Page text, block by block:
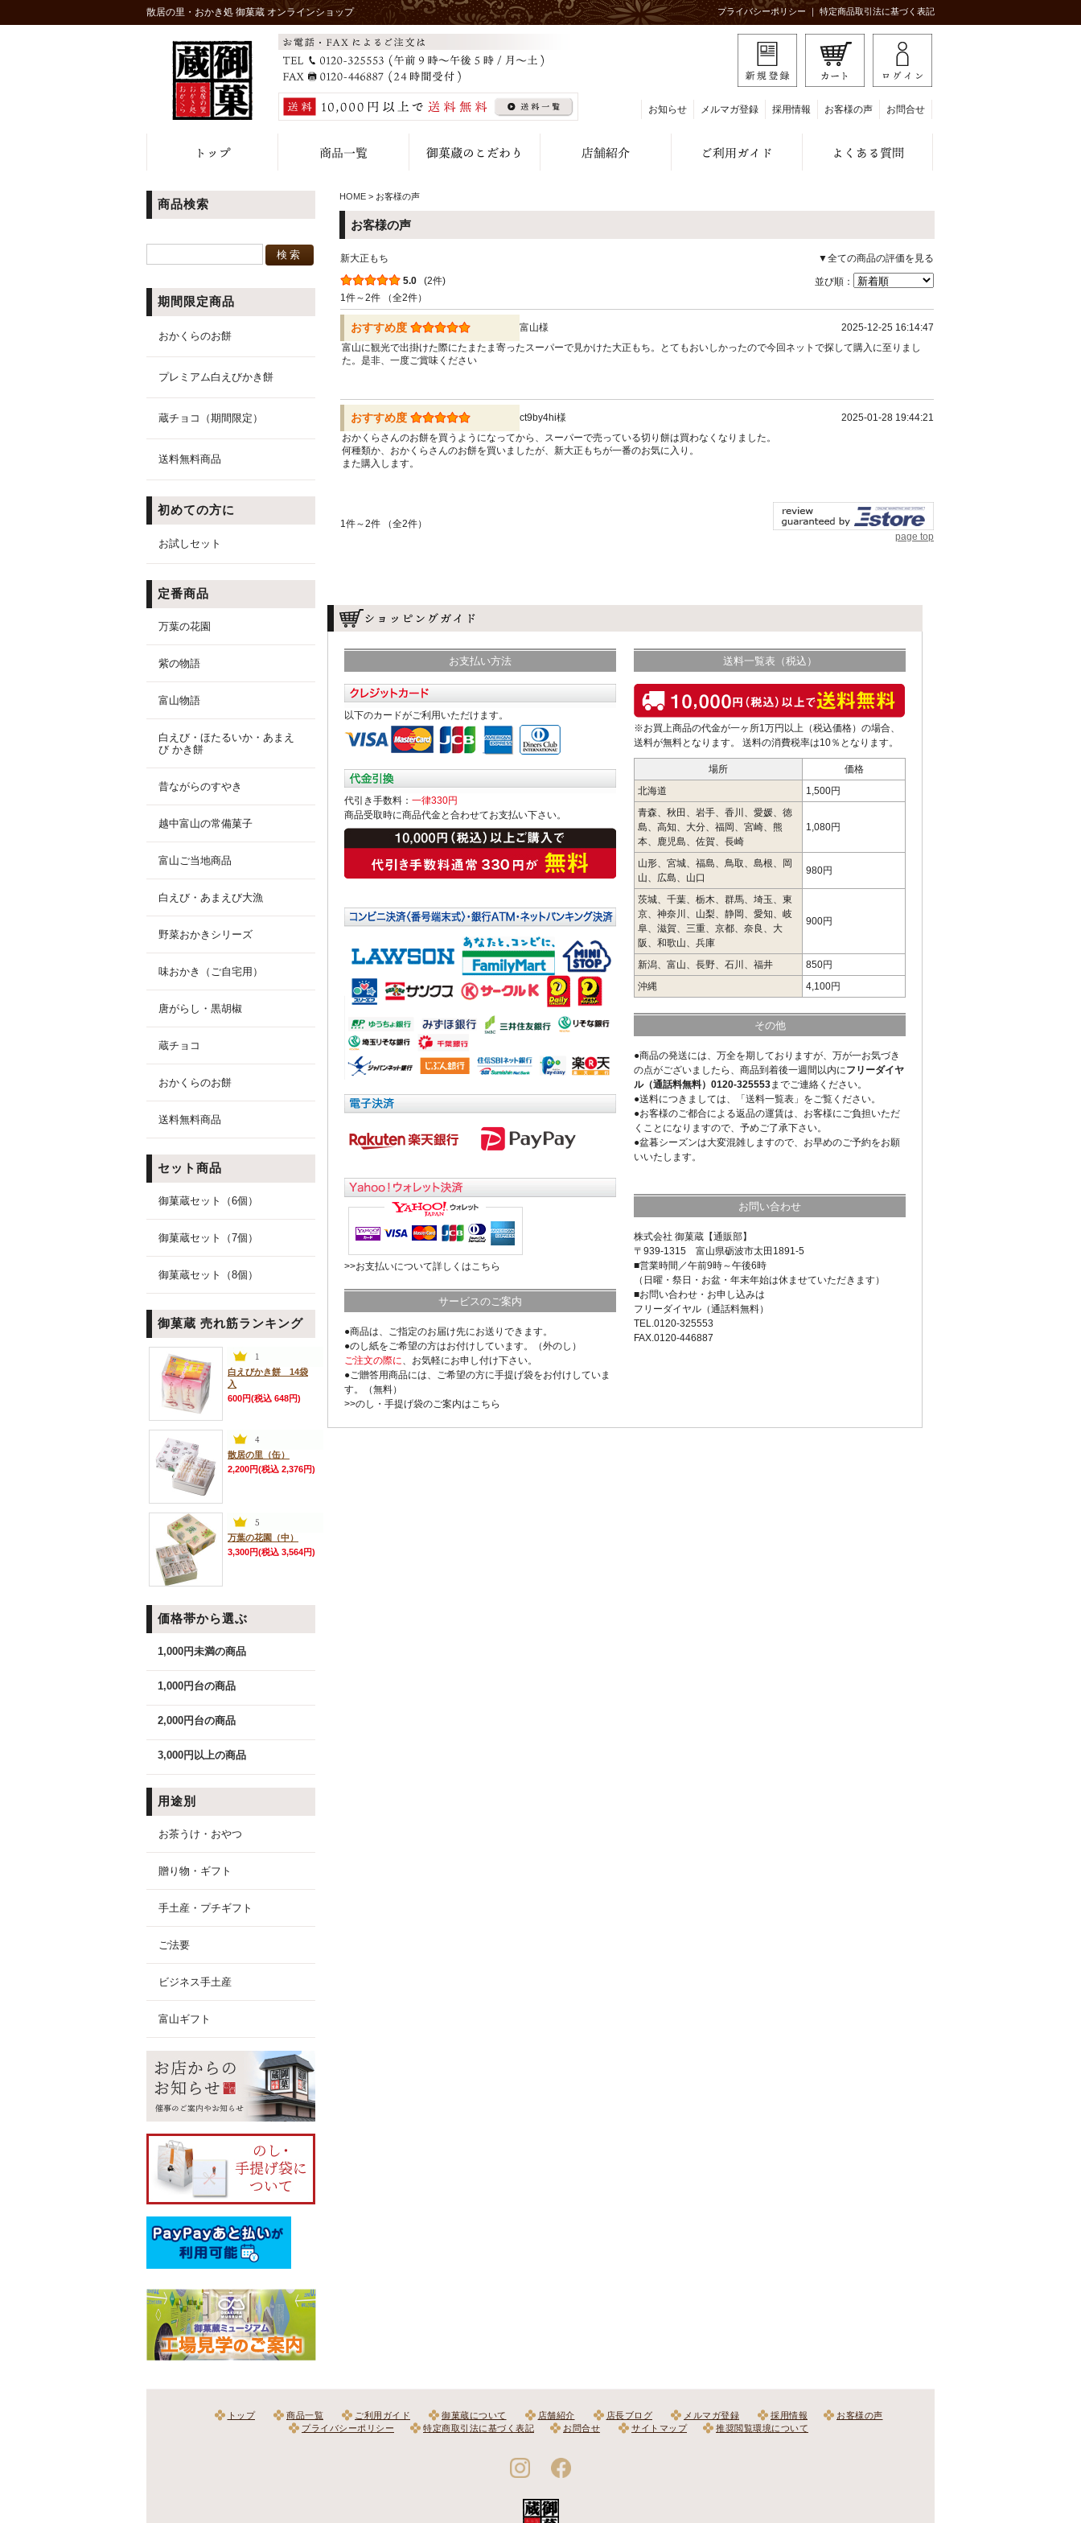
散居の里・おかき処 御菓蔵 オンラインショップ プライバシーポリシー ｜ 特定商品取引法に基づく表記
お知らせ メルマガ登録 採用情報 お客様の声 お問合せ
商品検索
期間限定商品
おかくらのお餅
プレミアム白えびかき餅
蔵チョコ（期間限定）
送料無料商品
初めての方に
お試しセット
定番商品
万葉の花園
紫の物語
富山物語
白えび・ほたるいか・あまえ
び かき餅
昔ながらのすやき
越中富山の常備菓子
富山ご当地商品
白えび・あまえび大漁
野菜おかきシリーズ
味おかき（ご自宅用）
唐がらし・黒胡椒
蔵チョコ
おかくらのお餅
送料無料商品
セット商品
御菓蔵セット（6個）
御菓蔵セット（7個）
御菓蔵セット（8個）
御菓蔵 売れ筋ランキング
白えびかき餅 14袋
入
600円(税込 648円)
散居の里（缶）
2,200円(税込 2,376円)
万葉の花園（中）
3,300円(税込 3,564円)
価格帯から選ぶ
1,000円未満の商品
1,000円台の商品
2,000円台の商品
3,000円以上の商品
用途別
お茶うけ・おやつ
贈り物・ギフト
手土産・プチギフト
ご法要
ビジネス手土産
富山ギフト
HOME > お客様の声
お客様の声
新大正もち
▼全ての商品の評価を見る
5.0
(2件)
並び順：
1件～2件 （全2件）
おすすめ度 富山様
2025-12-25 16:14:47
富山に観光で出掛けた際にたまたま寄ったスーパーで見かけた大正もち。とてもおいしかったので今回ネットで探して購入に至りまし
た。是非、一度ご賞味ください
おすすめ度 ct9by4hi様
2025-01-28 19:44:21
おかくらさんのお餅を買うようになってから、スーパーで売っている切り餅は買わなくなりました。
何種類か、おかくらさんのお餅を買いましたが、新大正もちが一番のお気に入り。
また購入します。
1件～2件 （全2件）
page top
お支払い方法
以下のカードがご利用いただけます。
代引き手数料： 一律330円
商品受取時に商品代金と合わせてお支払い下さい。
>>お支払いについて詳しくはこちら
サービスのご案内
●商品は、ご指定のお届け先にお送りできます。
●のし紙をご希望の方はお付けしています。（外のし）
ご注文の際に、お気軽にお申し付け下さい。
●ご贈答用商品には、ご希望の方に手提げ袋をお付けしていま
す。（無料）
>>のし・手提げ袋のご案内はこちら
送料一覧表（税込）
※お買上商品の代金が一ヶ所1万円以上（税込価格）の場合、
送料が無料となります。 送料の消費税率は10％となります。
場所
価格
北海道
1,500円
青森、秋田、岩手、香川、愛媛、徳
島、高知、大分、福岡、宮崎、熊
本、鹿児島、佐賀、長崎
1,080円
山形、宮城、福島、鳥取、島根、岡
山、広島、山口
980円
茨城、千葉、栃木、群馬、埼玉、東
京、神奈川、山梨、静岡、愛知、岐
阜、滋賀、三重、京都、奈良、大
阪、和歌山、兵庫
900円
新潟、富山、長野、石川、福井
850円
沖縄
4,100円
その他
●商品の発送には、万全を期しておりますが、万が一お気づき
の点がございましたら、商品到着後一週間以内にフリーダイヤ
ル（通話料無料）0120-325553までご連絡ください。
●送料につきましては、「送料一覧表」をご覧ください。
●お客様のご都合による返品の運賃は、お客様にご負担いただ
くことになりますので、予めご了承下さい。
●盆暮シーズンは大変混雑しますので、お早めのご予約をお願
いいたします。
お問い合わせ
株式会社 御菓蔵【通販部】
〒939-1315 富山県砺波市太田1891-5
■営業時間／午前9時～午後6時
（日曜・祭日・お盆・年末年始は休ませていただきます）
■お問い合わせ・お申し込みは
フリーダイヤル（通話料無料）
TEL.0120-325553
FAX.0120-446887
トップ 商品一覧 ご利用ガイド 御菓蔵について 店舗紹介 店長ブログ メルマガ登録 採用情報
お客様の声
プライバシーポリシー
特定商取引法に基づく表記 お問合せ サイトマップ 推奨閲覧環境について